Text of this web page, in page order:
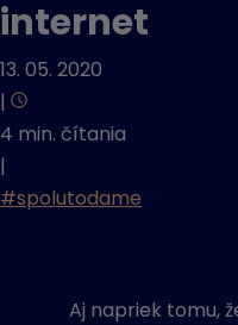
internet
13. 05. 2020
|
4 min. čítania
|
#spolutodame
Aj napriek tomu,